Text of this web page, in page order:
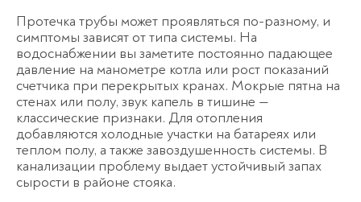
Протечка трубы может проявляться по-разному, и
симптомы зависят от типа системы. На
водоснабжении вы заметите постоянно падающее
давление на манометре котла или рост показаний
счетчика при перекрытых кранах. Мокрые пятна на
стенах или полу, звук капель в тишине —
классические признаки. Для отопления
добавляются холодные участки на батареях или
теплом полу, а также завоздушенность системы. В
канализации проблему выдает устойчивый запах
сырости в районе стояка.
Оставьте заявку
перезвоним в течение 3-х минут